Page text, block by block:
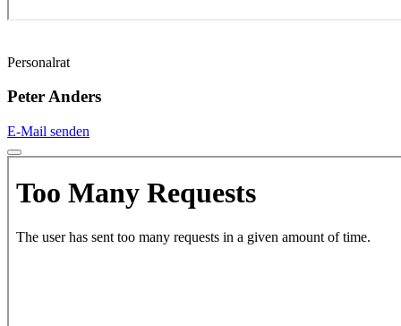
Personalrat
Peter Anders
E-Mail senden